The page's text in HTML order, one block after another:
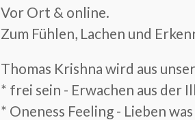
Vor Ort & online.
Zum Fühlen, Lachen und
Thomas Krishna wird aus
* frei sein - Erwachen aus der
* Oneness Feeling - Lieben